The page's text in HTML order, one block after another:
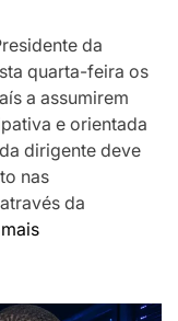
o
local
da
quarta-feira os
a assumirem
e orientada
dirigente deve
nas
da
:
desafia